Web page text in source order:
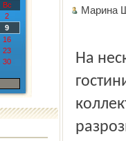
Вс
2
9
16
23
30
На